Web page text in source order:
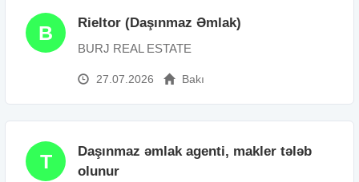
B Rieltor (Daşınmaz Əmlak)
BURJ REAL ESTATE
27.07.2026 Bakı
T
Daşınmaz əmlak agenti, makler tələb
olunur